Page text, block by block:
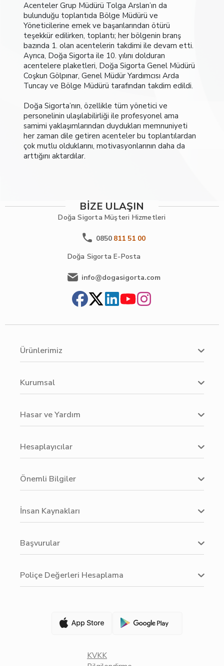
Acenteler Grup Müdürü Tolga Arslan’ın da
bulunduğu toplantıda Bölge Müdürü ve
Yöneticilerine emek ve başarılarından ötürü
teşekkür edilirken, toplantı; her bölgenin branş
bazında 1. olan acentelerin takdimi ile devam etti.
Ayrıca, Doğa Sigorta ile 10. yılını dolduran
acentelere plaketleri, Doğa Sigorta Genel Müdürü
Coşkun Gölpınar, Genel Müdür Yardımcısı Arda
Tuncay ve Bölge Müdürü tarafından takdim edildi.
Doğa Sigorta’nın, özellikle tüm yönetici ve
personelinin ulaşılabilirliği ile profesyonel ama
samimi yaklaşımlarından duydukları memnuniyeti
her zaman dile getiren acenteler bu toplantılardan
çok mutlu olduklarını, motivasyonlarının daha da
arttığını aktardılar.
BİZE ULAŞIN
Doğa Sigorta Müşteri Hizmetleri
0850 811 51 00
Doğa SigortaE-Posta
info@dogasigorta.com
Ürünlerimiz
Kurumsal
Hasar ve Yardım
Hesaplayıcılar
Önemli Bilgiler
İnsan Kaynakları
Başvurular
Poliçe Değerleri Hesaplama
KVKK